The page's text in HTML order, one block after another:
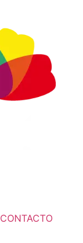
CONTACTO